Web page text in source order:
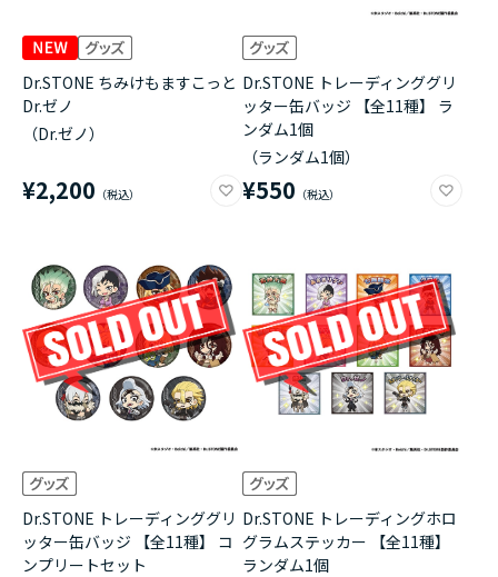
Dr.STONE ちみけもますこっと
Dr.ゼノ
（Dr.ゼノ）
¥2,200
Dr.STONE トレーディンググリ
ッター缶バッジ 【全11種】 ラ
ンダム1個
（ランダム1個）
¥550
Dr.STONE トレーディンググリ
ッター缶バッジ 【全11種】 コ
ンプリートセット
Dr.STONE トレーディングホロ
グラムステッカー 【全11種】
ランダム1個